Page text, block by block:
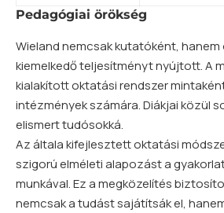
Pedagógiai örökség
Wieland nemcsak kutatóként,
kiemelkedő teljesítményt nyújtott. A
kialakított oktatási rendszer
intézmények számára. Diákjai közül
elismert tudósokká.
Az általa kifejlesztett oktatási
szigorú elméleti alapozást a
munkával. Ez a megközelítés
nemcsak a tudást sajátítsák el,